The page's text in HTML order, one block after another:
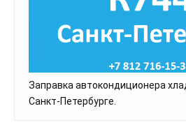
Заправка автокондиционера
Санкт-Петербурге.